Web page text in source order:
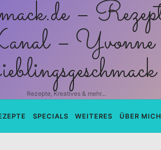
Rezepte, Kreatives & mehr...
SPECIALS WEITERES ÜBER MICH